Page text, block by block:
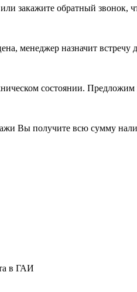
закажите обратный звонок,
менеджер назначит встречу
состоянии.
Вы получите всю сумму
в ГАИ